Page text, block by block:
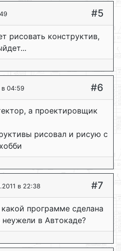
#5
рисовать конструктив,
в 04:59 #6
а проектировщик
рисовал и рисую с
в 22:38 #7
программе сделана
неужели в Автокаде?